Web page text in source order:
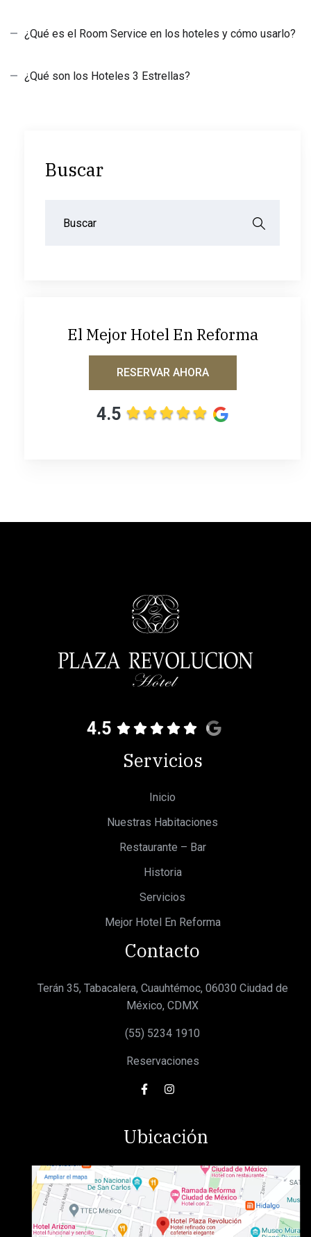
¿Qué es el Room Service en los hoteles y cómo usarlo?
¿Qué son los Hoteles 3 Estrellas?
Buscar
El Mejor Hotel En Reforma
RESERVAR AHORA
4.5
4.5
Servicios
Inicio
Nuestras Habitaciones
Restaurante – Bar
Historia
Servicios
Mejor Hotel En Reforma
Contacto
Terán 35, Tabacalera, Cuauhtémoc, 06030 Ciudad de
México, CDMX
(55) 5234 1910
Reservaciones
Ubicación